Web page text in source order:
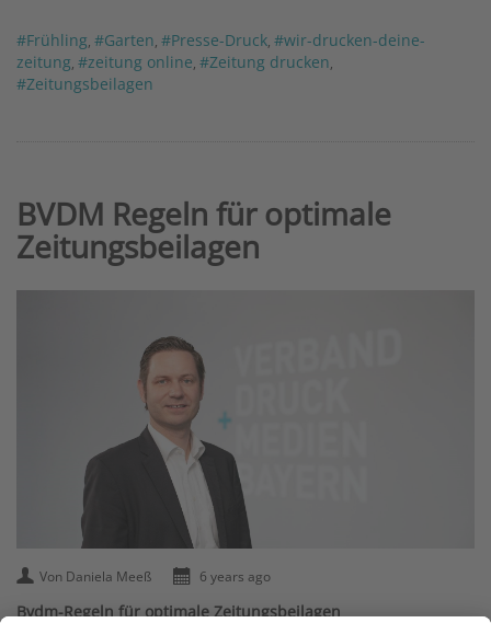
#Frühling, #Garten, #Presse-Druck, #wir-drucken-deine-
zeitung, #zeitung online, #Zeitung drucken,
#Zeitungsbeilagen
BVDM Regeln für optimale
Zeitungsbeilagen
Von Daniela Meeß 6 years ago
Bvdm-Regeln für optimale Zeitungsbeilagen